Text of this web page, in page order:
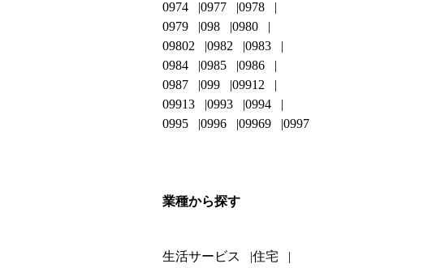
0974
0977
0978
0979
098
0980
09802
0982
0983
0984
0985
0986
0987
099
09912
09913
0993
0994
0995
0996 09969 0997
業種から探す
生活サービス 住宅